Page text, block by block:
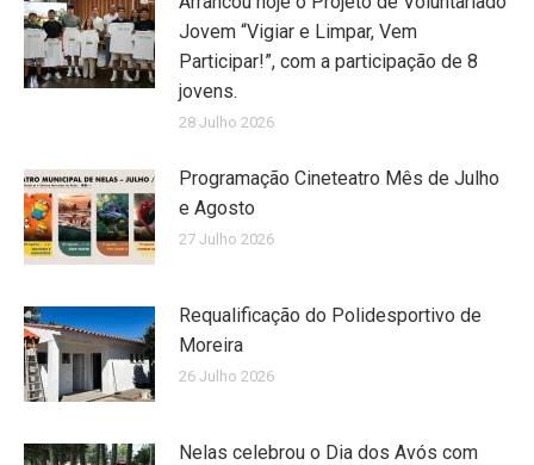
Jovem “Vigiar e Limpar, Vem
Participar!”, com a participação de 8
jovens.
28 Julho 2026
Programação Cineteatro Mês de Julho
e Agosto
27 Julho 2026
Requalificação do Polidesportivo de
Moreira
26 Julho 2026
Nelas celebrou o Dia dos Avós com